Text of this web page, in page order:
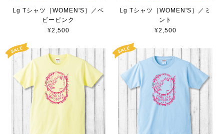
Lg Tシャツ［WOMEN'S］／ベ
ビーピンク
¥2,500
Lg Tシャツ［WOMEN'S］／ミ
ント
¥2,500